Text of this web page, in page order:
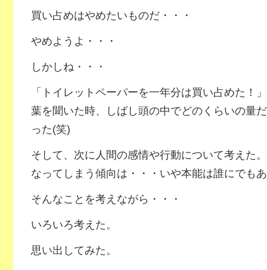
買い占めはやめたいものだ・・・
やめようよ・・・
しかしね・・・
「トイレットペーパーを一年分は買い占めた！
葉を聞いた時、しばし頭の中でどのくらいの量
った(笑)
そして、次に人間の感情や行動について考えた
なってしまう傾向は・・・いや本能は誰にでも
そんなことを考えながら・・・
いろいろ考えた。
思い出してみた。